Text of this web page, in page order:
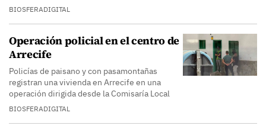
BIOSFERADIGITAL
Operación policial en el centro de
Arrecife
Policías de paisano y con pasamontañas
registran una vivienda en Arrecife en una
operación dirigida desde la Comisaría Local
BIOSFERADIGITAL